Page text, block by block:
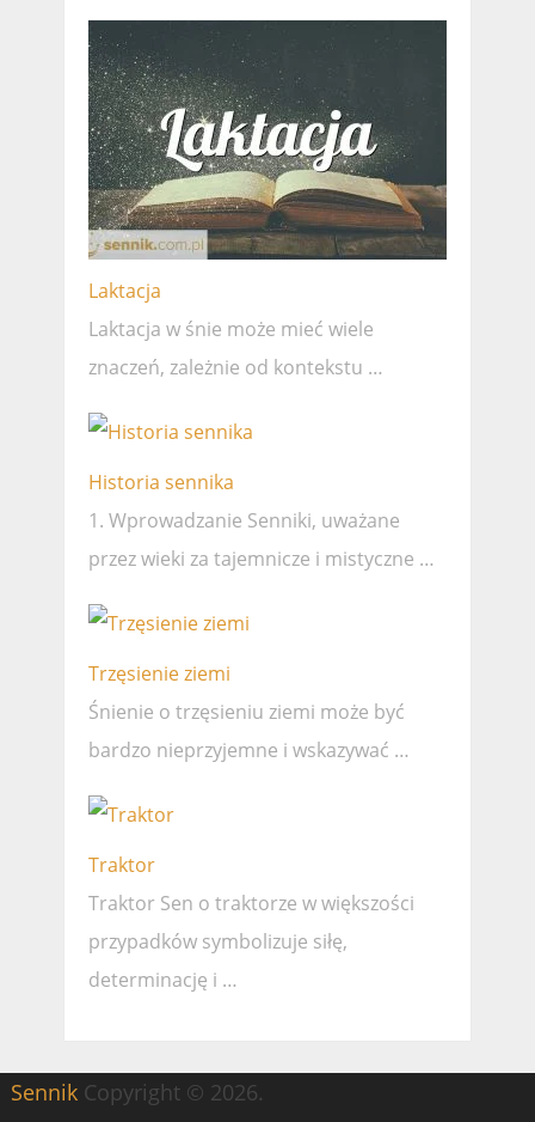
Laktacja
Laktacja w śnie może mieć wiele
znaczeń, zależnie od kontekstu …
Historia sennika
1. Wprowadzanie Senniki, uważane
przez wieki za tajemnicze i mistyczne …
Trzęsienie ziemi
Śnienie o trzęsieniu ziemi może być
bardzo nieprzyjemne i wskazywać …
Traktor
Traktor Sen o traktorze w większości
przypadków symbolizuje siłę,
determinację i …
SennikCopyright © 2026.